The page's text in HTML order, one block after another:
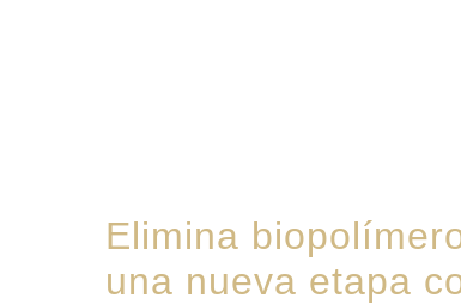
Elimina
una nueva etapa